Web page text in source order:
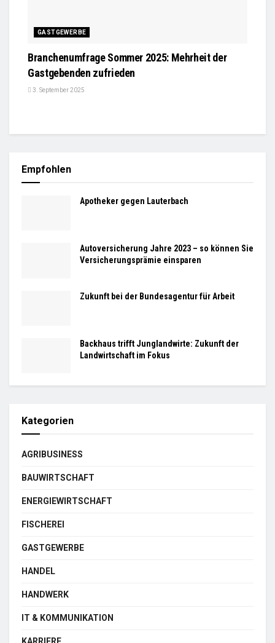
GASTGEWERBE
Branchenumfrage Sommer 2025: Mehrheit der
Gastgebenden zufrieden
3. September 2025
Empfohlen
Apotheker gegen Lauterbach
Autoversicherung Jahre 2023 – so können Sie
Versicherungsprämie einsparen
Zukunft bei der Bundesagentur für Arbeit
Backhaus trifft Junglandwirte: Zukunft der
Landwirtschaft im Fokus
Kategorien
AGRIBUSINESS
BAUWIRTSCHAFT
ENERGIEWIRTSCHAFT
FISCHEREI
GASTGEWERBE
HANDEL
HANDWERK
IT & KOMMUNIKATION